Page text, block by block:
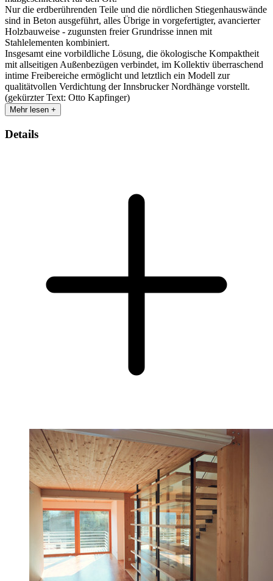
Nur die erdberührenden Teile und die nördlichen Stiegenhauswände
sind in Beton ausgeführt, alles Übrige in vorgefertigter, avancierter
Holzbauweise - zugunsten freier Grundrisse innen mit
Stahlelementen kombiniert.
Insgesamt eine vorbildliche Lösung, die ökologische Kompaktheit
mit allseitigen Außenbezügen verbindet, im Kollektiv überraschend
intime Freibereiche ermöglicht und letztlich ein Modell zur
qualitätvollen Verdichtung der Innsbrucker Nordhänge vorstellt.
(gekürzter Text: Otto Kapfinger)
Mehr lesen +
Details